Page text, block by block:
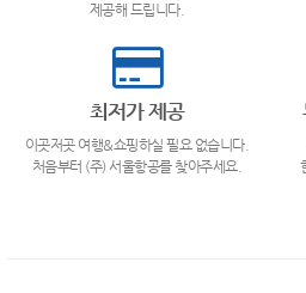
제공해 드립니다.
최저가 제공
이곳저곳 여행&쇼핑하실 필요 없습니다.
처음부터 (주) 서울항공를 찾아주세요.